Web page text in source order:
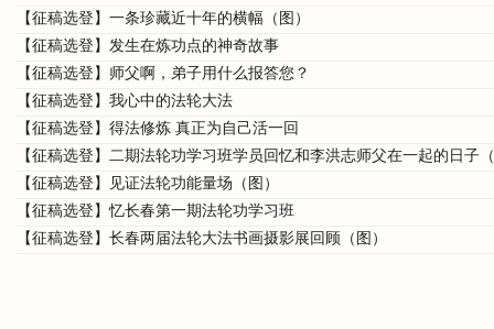
【征稿选登】一条珍藏近十年的横幅（图）
【征稿选登】发生在炼功点的神奇故事
【征稿选登】师父啊，弟子用什么报答您？
【征稿选登】我心中的法轮大法
【征稿选登】得法修炼 真正为自己活一回
【征稿选登】二期法轮功学习班学员回忆和李洪志师父在一起的日子
【征稿选登】见证法轮功能量场（图）
【征稿选登】忆长春第一期法轮功学习班
【征稿选登】长春两届法轮大法书画摄影展回顾（图）